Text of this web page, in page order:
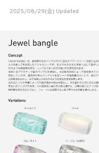
2025/08/29(金) Updated